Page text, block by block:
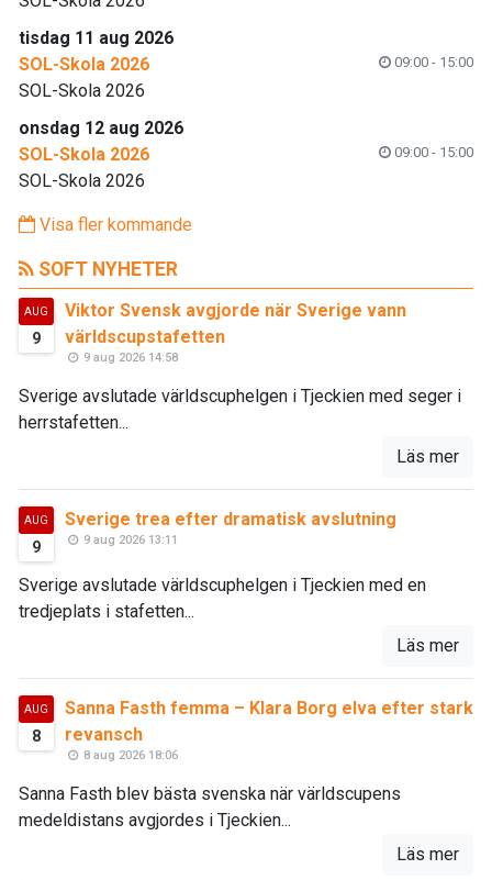
tisdag 11 aug 2026
SOL-Skola 2026
09:00 - 15:00
SOL-Skola 2026
onsdag 12 aug 2026
SOL-Skola 2026
09:00 - 15:00
SOL-Skola 2026
Visa fler kommande
SOFT NYHETER
AUG
9
Viktor Svensk avgjorde när Sverige vann
världscupstafetten
9 aug 2026 14:58
Sverige avslutade världscuphelgen i Tjeckien med seger i
herrstafetten...
Läs mer
AUG
9
Sverige trea efter dramatisk avslutning
9 aug 2026 13:11
Sverige avslutade världscuphelgen i Tjeckien med en
tredjeplats i stafetten...
Läs mer
AUG
8
Sanna Fasth femma – Klara Borg elva efter stark
revansch
8 aug 2026 18:06
Sanna Fasth blev bästa svenska när världscupens
medeldistans avgjordes i Tjeckien...
Läs mer